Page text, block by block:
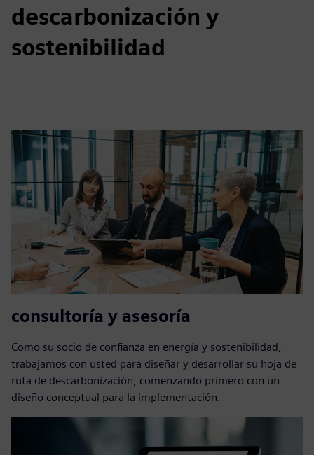
descarbonización y
sostenibilidad
consultoría y asesoría
Como su socio de confianza en energía y sostenibilidad,
trabajamos con usted para diseñar y desarrollar su hoja de
ruta de descarbonización, comenzando primero con un
diseño conceptual para la implementación.